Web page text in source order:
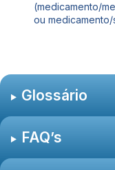
(medicamento/
ou
Glossário
FAQ’s